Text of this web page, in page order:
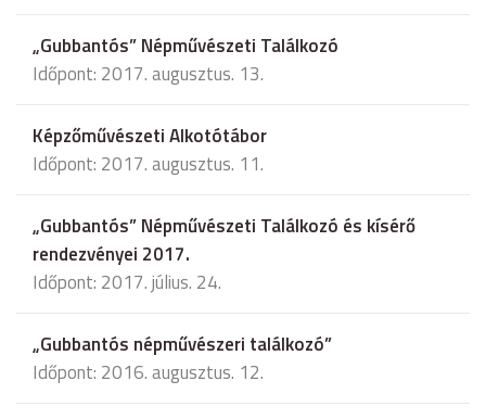
„Gubbantós” Népművészeti Találkozó
Időpont: 2017. augusztus. 13.
Képzőművészeti Alkotótábor
Időpont: 2017. augusztus. 11.
„Gubbantós” Népművészeti Találkozó és kísérő
rendezvényei 2017.
Időpont: 2017. július. 24.
„Gubbantós népművészeri találkozó”
Időpont: 2016. augusztus. 12.